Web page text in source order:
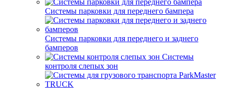
Системы парковки для переднего бампера
Системы парковки для переднего и заднего
бамперов
Системы
контроля слепых зон